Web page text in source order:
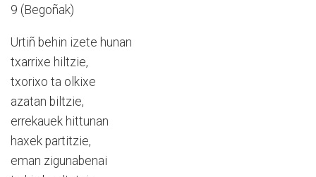
9 (Begoñak)
Urtiñ behin izete hunan
txarrixe hiltzie,
txorixo ta olkixe
azatan biltzie,
errekauek hittunan
haxek partitzie,
eman zigunabenai